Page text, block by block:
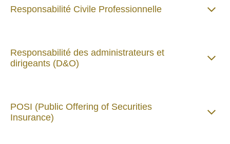
Responsabilité Civile Professionnelle
Responsabilité des administrateurs et
dirigeants (D&O)
POSI (Public Offering of Securities
Insurance)